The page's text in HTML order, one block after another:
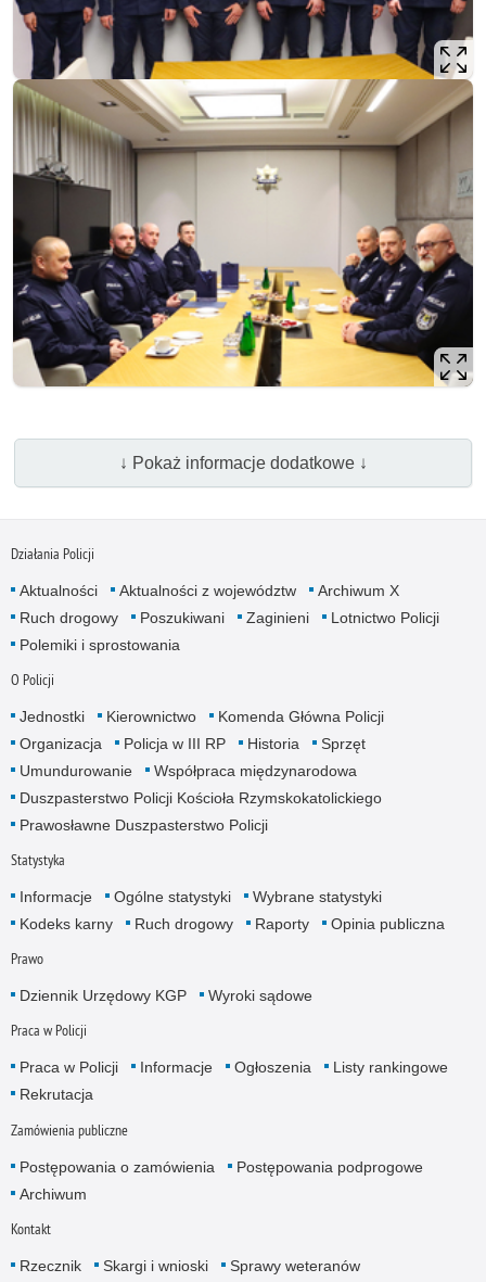
↓ Pokaż informacje dodatkowe ↓
Działania Policji
Aktualności Aktualności z województw
Archiwum X
Ruch drogowy
Poszukiwani Zaginieni
Lotnictwo Policji
Polemiki i sprostowania
O Policji
Jednostki Kierownictwo
Komenda Główna Policji
Organizacja
Policja w III RP Historia
Sprzęt
Umundurowanie
Współpraca międzynarodowa
Duszpasterstwo Policji Kościoła Rzymskokatolickiego
Prawosławne Duszpasterstwo Policji
Statystyka
Informacje Ogólne statystyki
Wybrane statystyki
Kodeks karny
Ruch drogowy Raporty Opinia publiczna
Prawo
Dziennik Urzędowy KGP Wyroki sądowe
Praca w Policji
Praca w Policji Informacje Ogłoszenia
Listy rankingowe
Rekrutacja
Zamówienia publiczne
Postępowania o zamówienia
Postępowania podprogowe
Archiwum
Kontakt
Rzecznik Skargi i wnioski Sprawy weteranów